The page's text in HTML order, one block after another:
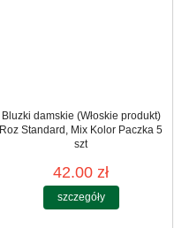
Bluzki damskie (Włoskie produkt)
Roz Standard, Mix Kolor Paczka 5
szt
42.00 zł
szczegóły